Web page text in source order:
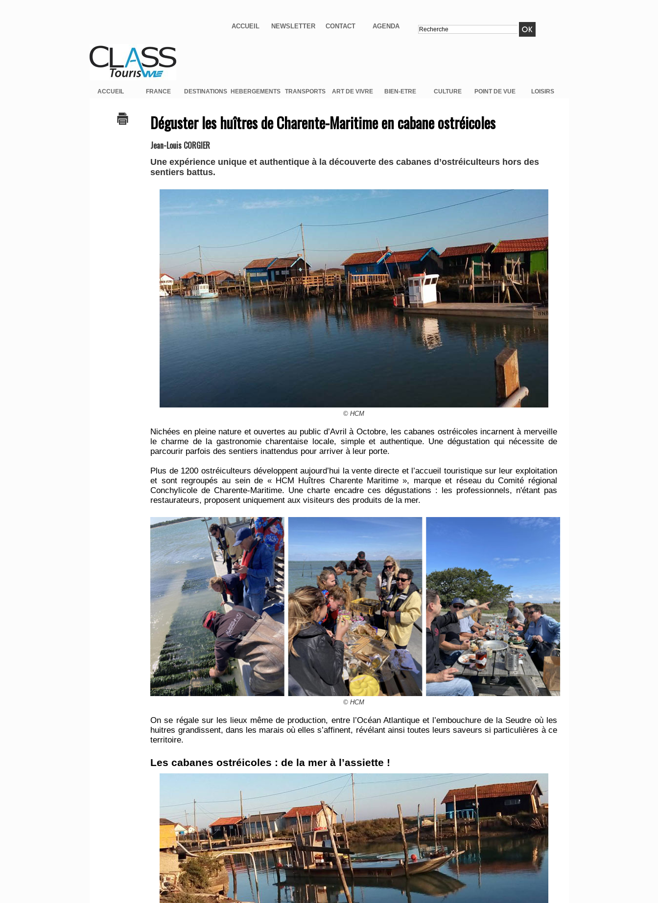
ACCUEIL NEWSLETTER CONTACT AGENDA
ACCUEIL FRANCE DESTINATIONS HEBERGEMENTS TRANSPORTS ART DE VIVRE BIEN-ETRE CULTURE POINT DE VUE LOISIRS
Déguster les huîtres de Charente-Maritime en cabane ostréicoles
Jean-Louis CORGIER
Une expérience unique et authentique à la découverte des cabanes d’ostréiculteurs hors des
sentiers battus.
© HCM
Nichées en pleine nature et ouvertes au public d’Avril à Octobre, les cabanes ostréicoles incarnent à merveille
le charme de la gastronomie charentaise locale, simple et authentique. Une dégustation qui nécessite de
parcourir parfois des sentiers inattendus pour arriver à leur porte.
Plus de 1200 ostréiculteurs développent aujourd’hui la vente directe et l’accueil touristique sur leur exploitation
et sont regroupés au sein de « HCM Huîtres Charente Maritime », marque et réseau du Comité régional
Conchylicole de Charente-Maritime. Une charte encadre ces dégustations : les professionnels, n'étant pas
restaurateurs, proposent uniquement aux visiteurs des produits de la mer.
© HCM
On se régale sur les lieux même de production, entre l’Océan Atlantique et l’embouchure de la Seudre où les
huitres grandissent, dans les marais où elles s’affinent, révélant ainsi toutes leurs saveurs si particulières à ce
territoire.
​Les cabanes ostréicoles : de la mer à l’assiette !